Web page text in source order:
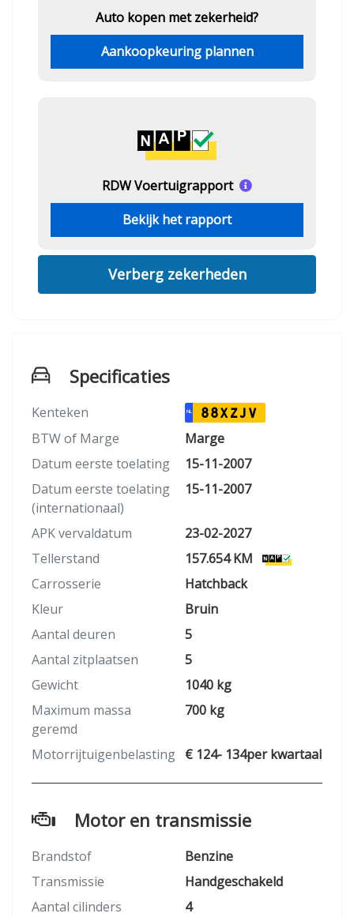
Auto kopen met zekerheid?
Aankoopkeuring plannen
RDW Voertuigrapport
Bekijk het rapport
Verberg zekerheden
Specificaties
Kenteken NL 88XZJV
BTW of Marge
Marge
Datum eerste toelating
15-11-2007
Datum eerste toelating
(internationaal)
15-11-2007
APK vervaldatum
23-02-2027
Tellerstand
157.654 KM
Carrosserie
Hatchback
Kleur
Bruin
Aantal deuren
5
Aantal zitplaatsen
5
Gewicht
1040 kg
Maximum massa
geremd
700 kg
Motorrijtuigenbelasting € 124- 134per kwartaal
Motor en transmissie
Brandstof
Benzine
Transmissie
Handgeschakeld
Aantal cilinders
4